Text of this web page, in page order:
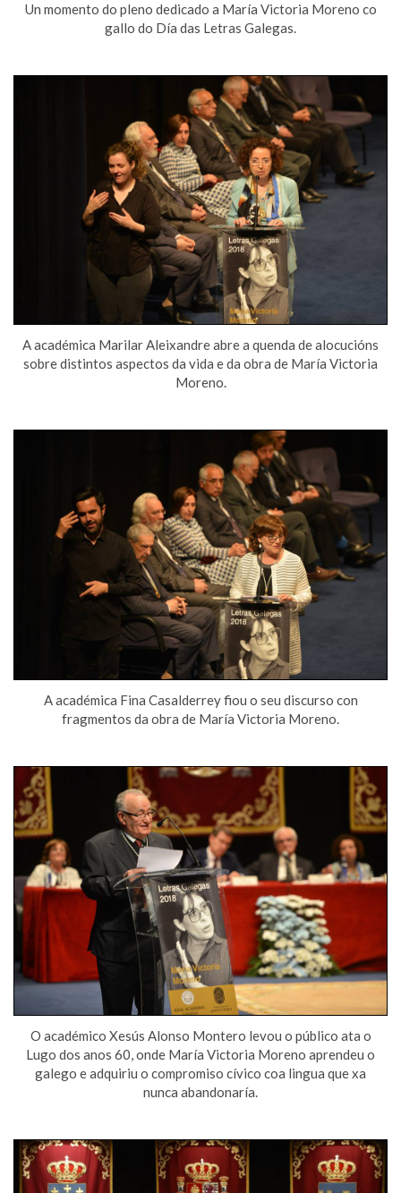
Un momento do pleno dedicado a María Victoria Moreno co
gallo do Día das Letras Galegas.
A académica Marilar Aleixandre abre a quenda de alocucións
sobre distintos aspectos da vida e da obra de María Victoria
Moreno.
A académica Fina Casalderrey fiou o seu discurso con
fragmentos da obra de María Victoria Moreno.
O académico Xesús Alonso Montero levou o público ata o
Lugo dos anos 60, onde María Victoria Moreno aprendeu o
galego e adquiriu o compromiso cívico coa lingua que xa
nunca abandonaría.